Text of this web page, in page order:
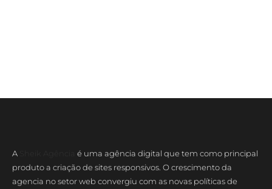
A
é uma agência digital que tem como principal
produto a criação de sites responsivos. O crescimento da
agencia no setor web convergiu com as novas políticas de